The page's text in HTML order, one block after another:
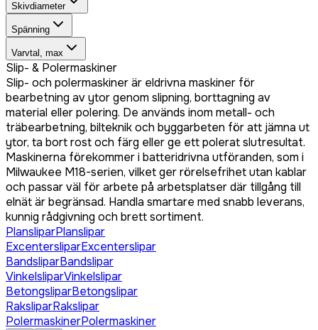
Skivdiameter
Spänning
Varvtal, max
Slip- & Polermaskiner
Slip- och polermaskiner är eldrivna maskiner för
bearbetning av ytor genom slipning, borttagning av
material eller polering. De används inom metall- och
träbearbetning, bilteknik och byggarbeten för att jämna ut
ytor, ta bort rost och färg eller ge ett polerat slutresultat.
Maskinerna förekommer i batteridrivna utföranden, som i
Milwaukee M18-serien, vilket ger rörelsefrihet utan kablar
och passar väl för arbete på arbetsplatser där tillgång till
elnät är begränsad. Handla smartare med snabb leverans,
kunnig rådgivning och brett sortiment.
PlansliparPlanslipar
ExcentersliparExcenterslipar
BandsliparBandslipar
VinkelsliparVinkelslipar
BetongsliparBetongslipar
RaksliparRakslipar
PolermaskinerPolermaskiner